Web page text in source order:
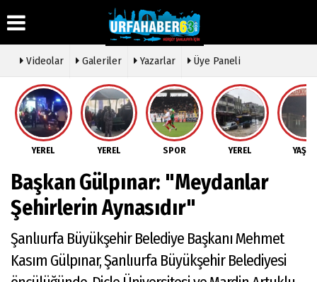
Üye Paneli
Haber
Arşivi
Arşivi
Günün
Haberleri
Hava
Durumu
Gazete
Anketler
Biyografiler
Köşe
Yazarları
Video
Foto
Galeri
Etkinlikler
Künye
İletişim
Çerez
Gizlilik
Videolar Galeriler Yazarlar Üye Paneli
YEREL YEREL SPOR YEREL
Başkan Gülpınar: "Meydanlar
Şehirlerin Aynasıdır"
Şanlıurfa Büyükşehir Belediye Başkanı Mehmet
Kasım Gülpınar, Şanlıurfa Büyükşehir Belediyesi